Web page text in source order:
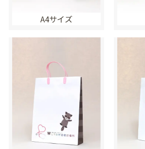
A4サイズ